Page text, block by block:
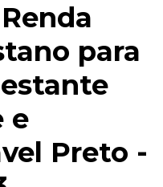
para
e
Preto -